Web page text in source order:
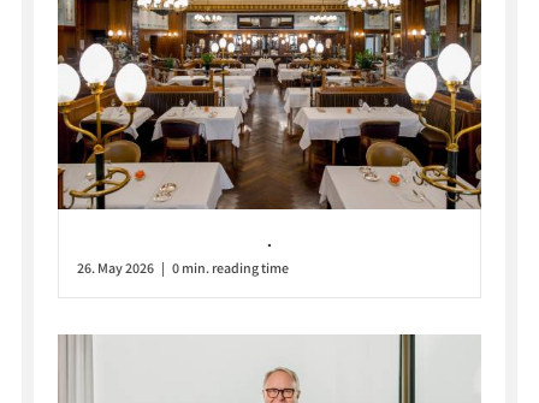
.
26. May 2026 | 0 min. reading time